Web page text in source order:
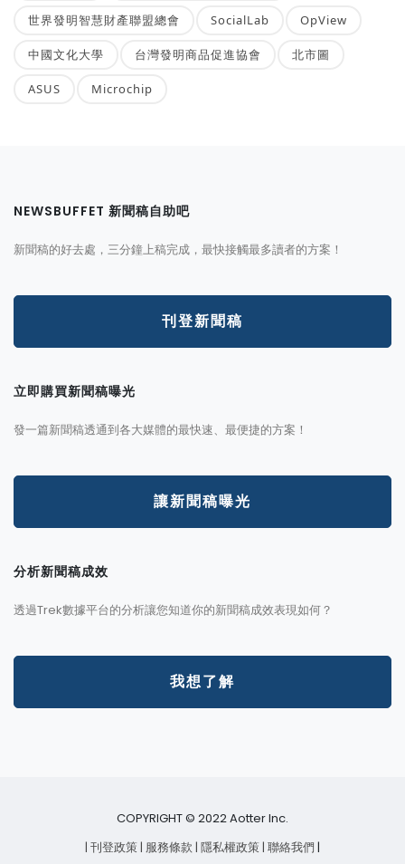
世界發明智慧財產聯盟總會 SocialLab OpView
中國文化大學 台灣發明商品促進協會 北市圖
ASUS Microchip
NEWSBUFFET 新聞稿自助吧
新聞稿的好去處，三分鐘上稿完成，最快接觸最多讀者的方案！
刊登新聞稿
立即購買新聞稿曝光
發一篇新聞稿透通到各大媒體的最快速、最便捷的方案！
讓新聞稿曝光
分析新聞稿成效
透過Trek數據平台的分析讓您知道你的新聞稿成效表現如何？
我想了解
COPYRIGHT © 2022 Aotter Inc.
| 刊登政策 | 服務條款 | 隱私權政策 | 聯絡我們 |